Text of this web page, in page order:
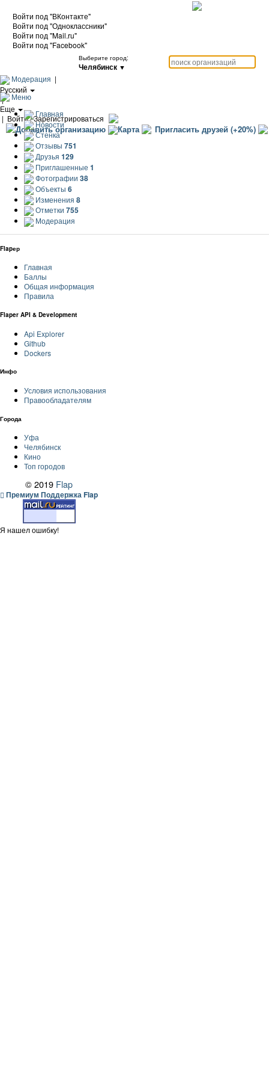
Войти под "ВКонтакте"
Войти под "Одноклассники"
Войти под "Mail.ru"
Войти под "Facebook"
Выберите город:
Челябинск ▼
Модерация |
Русский
|
Еще
| Войти / Зарегистрироваться
Добавить организацию Карта Пригласить друзей (+20%)
Меню
Главная
Новости
Стенка
Отзывы 751
Друзья 129
Приглашенные 1
Фотографии 38
Объекты 6
Изменения 8
Отметки 755
Модерация
Flapер
Главная
Баллы
Общая информация
Правила
Flaper API & Development
Api Explorer
Github
Dockers
Инфо
Условия использования
Правообладателям
Города
Уфа
Челябинск
Кино
Топ городов
© 2019 Flap
Премиум Поддержка Flap
Я нашел ошибку!